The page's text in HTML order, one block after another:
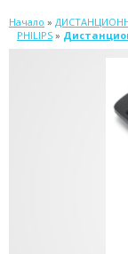
Начало »
PHILIPS »